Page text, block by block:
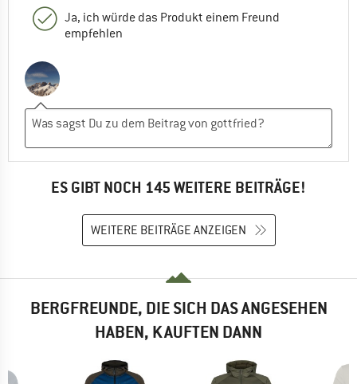
Ja, ich würde das Produkt einem Freund
empfehlen
ES GIBT NOCH 145 WEITERE BEITRÄGE!
WEITERE BEITRÄGE ANZEIGEN
BERGFREUNDE, DIE SICH DAS ANGESEHEN
HABEN, KAUFTEN DANN